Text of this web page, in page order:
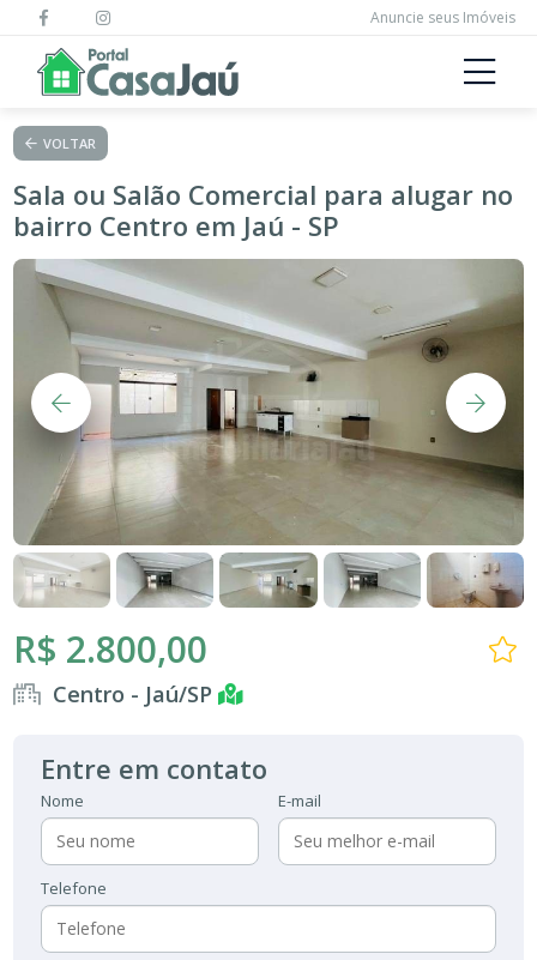
Anuncie seus Imóveis
VOLTAR
Sala ou Salão Comercial para alugar no
bairro Centro em Jaú - SP
R$ 2.800,00
Centro - Jaú/SP
Entre em contato
Nome E-mail
Telefone